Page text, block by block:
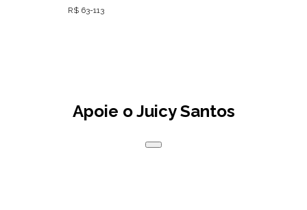
R$ 63-113
Apoie o Juicy Santos